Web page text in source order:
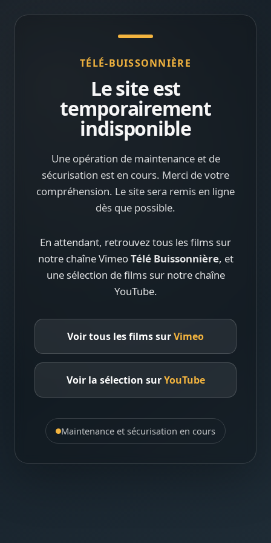
TÉLÉ-BUISSONNIÈRE
Le site est
temporairement
indisponible
Une opération de maintenance et de
sécurisation est en cours. Merci de votre
compréhension. Le site sera remis en ligne
dès que possible.
En attendant, retrouvez tous les films sur
notre chaîne VimeoTélé Buissonnière, et
une sélection de films sur notre chaîne
YouTube.
Voir tous les films surVimeo
Voir la sélection surYouTube
Maintenance et sécurisation en cours